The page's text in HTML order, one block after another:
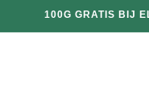
doorgaan
naar
100G GRATIS BIJ